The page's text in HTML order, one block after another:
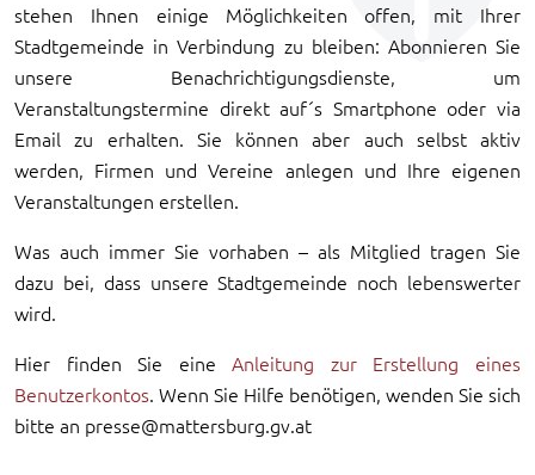
stehen Ihnen einige Möglichkeiten offen, mit Ihrer
Stadtgemeinde in Verbindung zu bleiben: Abonnieren Sie
unsere Benachrichtigungsdienste, um
Veranstaltungstermine direkt auf´s Smartphone oder via
Email zu erhalten. Sie können aber auch selbst aktiv
werden, Firmen und Vereine anlegen und Ihre eigenen
Veranstaltungen erstellen.
Was auch immer Sie vorhaben – als Mitglied tragen Sie
dazu bei, dass unsere Stadtgemeinde noch lebenswerter
wird.
Hier finden Sie eineAnleitung zur Erstellung eines
Benutzerkontos. Wenn Sie Hilfe benötigen, wenden Sie sich
bitte an presse@mattersburg.gv.at